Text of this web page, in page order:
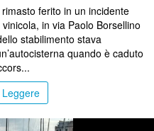
ferito in un incidente
in via Paolo Borsellino
stabilimento stava
quando è caduto